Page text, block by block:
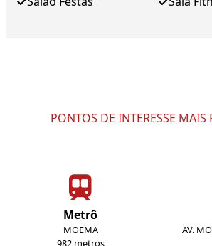
PONTOS DE INTERESSE MAIS
Metrô
MOEMA
982 metros
AV.